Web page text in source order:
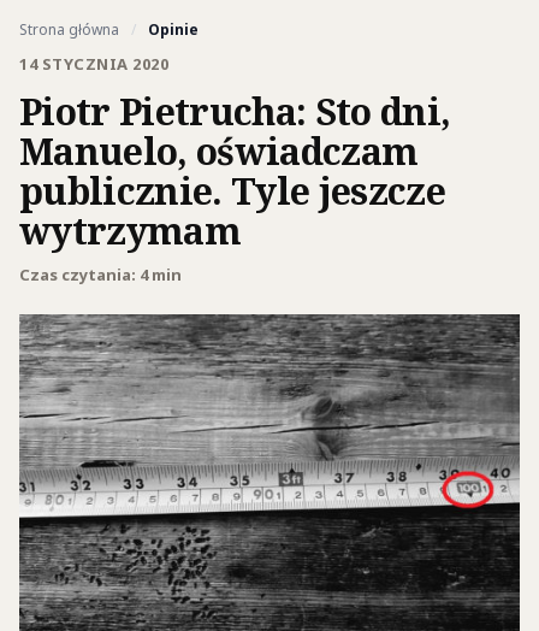
Strona główna / Opinie
14 STYCZNIA 2020
Piotr Pietrucha: Sto dni,
Manuelo, oświadczam
publicznie. Tyle jeszcze
wytrzymam
Czas czytania: 4 min